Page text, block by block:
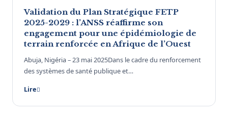
Validation du Plan Stratégique FETP
2025-2029 : l’ANSS réaffirme son
engagement pour une épidémiologie de
terrain renforcée en Afrique de l’Ouest
Abuja, Nigéria – 23 mai 2025Dans le cadre du renforcement
des systèmes de santé publique et…
Lire